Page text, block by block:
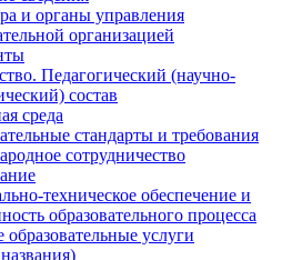
и органы управления
организацией
Педагогический (научно-
состав
среда
стандарты и требования
сотрудничество
техническое обеспечение и
образовательного процесса
услуги